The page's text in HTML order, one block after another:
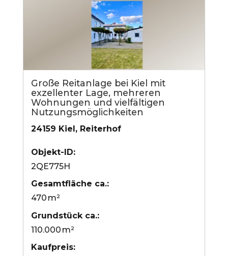
Große Reitanlage bei Kiel mit
exzellenter Lage, mehreren
Wohnungen und vielfältigen
Nutzungsmöglichkeiten
24159 Kiel, Reiterhof
Objekt-ID:
2QE775H
Gesamtfläche ca.:
470 m²
Grund­stück ca.:
110.000 m²
Kaufpreis: